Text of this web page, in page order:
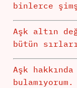
binlerce
Aşk altın
bütün sırları
Aşk